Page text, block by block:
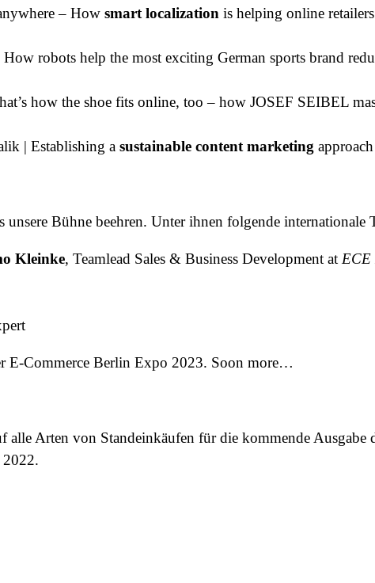
– How smart localization is helping online
robots help the most exciting German sports brand
how the shoe fits online, too – how JOSEF SEIBEL
| Establishing a sustainable content marketing
Bühne beehren. Unter ihnen folgende internationale
Kleinke, Teamlead Sales & Business Development at ECE
E-Commerce Berlin Expo 2023. Soon more…
alle Arten von Standeinkäufen für die kommende Ausgabe